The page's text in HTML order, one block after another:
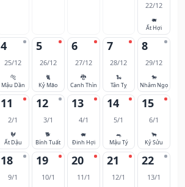
22/12
🐖
Ất Hợi
4
25/12
🐅
Mậu Dần
5
26/12
🐈
Kỷ Mão
6
27/12
🐉
Canh Thìn
7
28/12
🐍
Tân Tỵ
8
29/12
🐎
Nhâm Ngọ
11
2/1
🐓
Ất Dậu
12
3/1
🐕
Bính Tuất
13
4/1
🐖
Đinh Hợi
14
5/1
🐀
Mậu Tý
15
6/1
🐂
Kỷ Sửu
18
9/1
19
10/1
20
11/1
21
12/1
22
13/1